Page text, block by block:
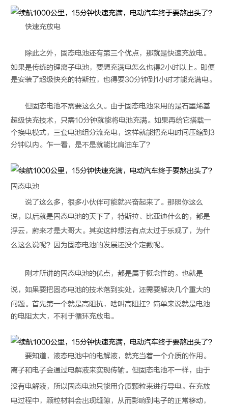
快速充放电
除此之外， 固态电池还有第三个优点，那就是快速充放电。
如果是传统的锂离子电池，要想充满电怎么也得2小时以上。即便
是安装了超级快充的特斯拉，也得要30分钟到1小时才能充满电。
但固态电池不需要这么久。由于固态电池采用的是石墨烯基
超级快充技术，只需10分钟就能将电池充满。如果再给它搭载一
个换电模式，三套电池组分流充电，这样就能把充电时间压缩到3
分钟以内。乍一看，是不是就能比肩油车了？
固态电池
说了这么多，很多小伙伴可能就兴奋起来了。那照你这么
说，以后就是固态电池的天下了，特斯拉、比亚迪什么的，都是
浮云，蔚来才是大哥大。其实这种想法有点太过于乐观了，为什
么这么说呢？因为固态电池的发展还没个定数呢。
刚才所讲的固态电池的优点，都是属于概念性的。也就是
说，如果要把固态电池的技术落到实处，还需要解决几个重大的
问题。首先第一个就是高阻抗，啥叫高阻扛？简单来说就是电池
的电阻太大，不利于循环充放电。
要知道，液态电池中的电解液，就充当着一个介质的作用。
离子和电子会通过电解液来实现传输。但固态电池不一样，由于
没有电解液，所以固态电池只能用介质颗粒来进行导电。在充放
电过程中，颗粒材料会出现缝隙，从而影响到电子的正常移动，